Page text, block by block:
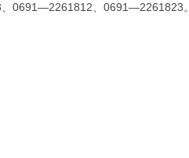
0691—2261812、0691—2261823。